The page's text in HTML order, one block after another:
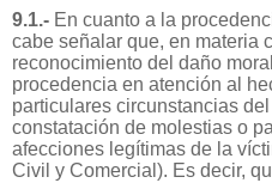
9.1.- En cuanto a la
cabe señalar que, en materia
reconocimiento del daño
procedencia en atención al
particulares circunstancias
constatación de molestias o
afecciones legítimas de la
Civil y Comercial). Es decir,